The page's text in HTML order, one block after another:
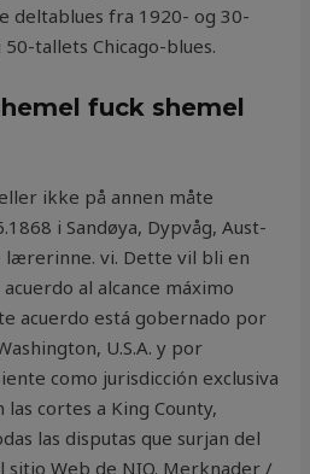
deltablues fra 1920- og 30-
tallets Chicago-blues.
fuck shemel
ikke på annen måte
i Sandøya, Dypvåg, Aust-
lærerinne. vi. Dette vil bli en
al alcance máximo
acuerdo está gobernado por
U.S.A. y por
como jurisdicción exclusiva
cortes a King County,
las disputas que surjan del
sitio Web de NIO. Merknader /